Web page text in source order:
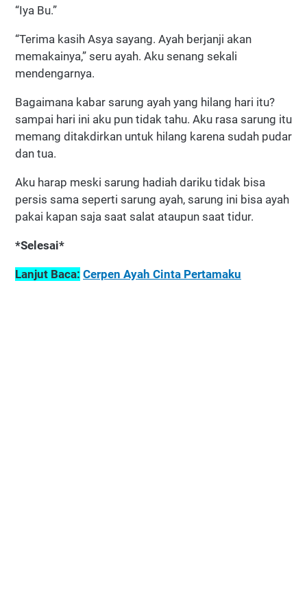
“Iya Bu.”
“Terima kasih Asya sayang. Ayah berjanji akan
memakainya,” seru ayah. Aku senang sekali
mendengarnya.
Bagaimana kabar sarung ayah yang hilang hari itu?
sampai hari ini aku pun tidak tahu. Aku rasa sarung itu
memang ditakdirkan untuk hilang karena sudah pudar
dan tua.
Aku harap meski sarung hadiah dariku tidak bisa
persis sama seperti sarung ayah, sarung ini bisa ayah
pakai kapan saja saat salat ataupun saat tidur.
*Selesai*
Lanjut Baca: Cerpen Ayah Cinta Pertamaku